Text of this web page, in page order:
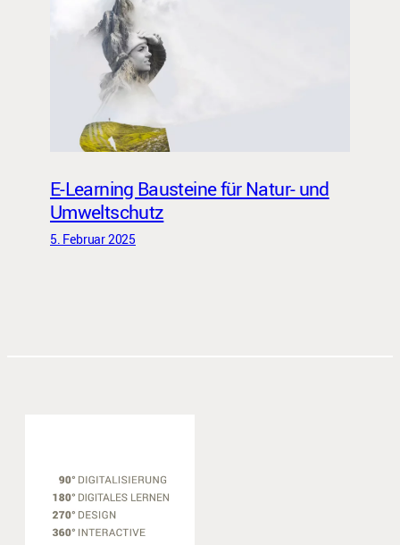
E-Learning Bausteine für Natur- und
Umweltschutz
5. Februar 2025